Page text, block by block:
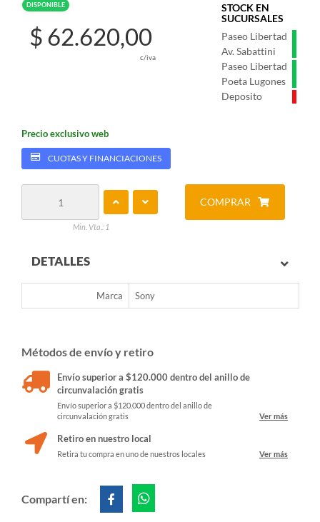
DISPONIBLE
STOCK EN
SUCURSALES
Paseo Libertad
Av. Sabattini
Paseo Libertad
Poeta Lugones
Deposito
$ 62.620,00
c/iva
Precio exclusivo web
CUOTAS Y FINANCIACIONES
Min. Vta.: 1
COMPRAR
DETALLES
Marca Sony
Métodos de envío y retiro
Envío superior a $120.000 dentro del anillo de
circunvalación gratis
Envío superior a $120.000 dentro del anillo de
circunvalación gratis
Ver más
Retiro en nuestro local
Retira tu compra en uno de nuestros locales Ver más
Compartí en: